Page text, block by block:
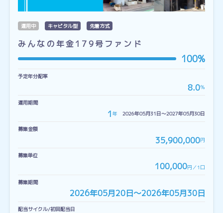
運用中 キャピタル型 先着方式
みんなの年金179号ファンド
100%
予定年分配率
8.0％
運用期間
1 年 2026年05月31日〜2027年05月30日
募集金額
35,900,000円
募集単位
100,000円／1口
募集期間
2026年05月20日〜2026年05月30日
配当サイクル/初回配当日